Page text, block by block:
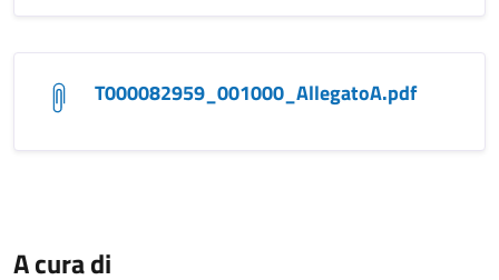
T000082959_001000_AllegatoA.pdf
A cura di